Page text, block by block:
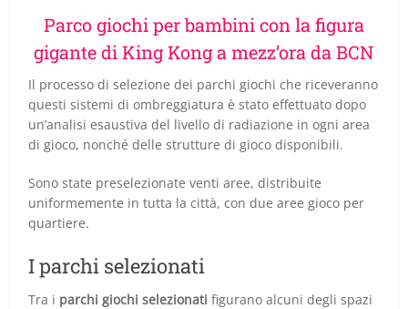
Parco giochi per bambini con la figura
gigante di King Kong a mezz’ora da BCN
Il processo di selezione dei parchi giochi che riceveranno
questi sistemi di ombreggiatura è stato effettuato dopo
un’analisi esaustiva del livello di radiazione in ogni area
di gioco, nonché delle strutture di gioco disponibili.
Sono state preselezionate venti aree, distribuite
uniformemente in tutta la città, con due aree gioco per
quartiere.
I parchi selezionati
Tra i parchi giochi selezionati figurano alcuni degli spazi